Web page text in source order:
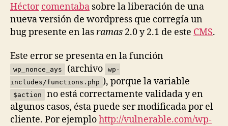
Héctor comentaba sobre la liberación de una
nueva versión de wordpress que corregía un
bug presente en lasramas 2.0 y 2.1 de este CMS.
Este error se presenta en la función
wp_nonce_ays (archivo
wp-
includes/functions.php ), porque la variable
$action
no está correctamente validada y en
algunos casos, ésta puede ser modificada por el
cliente. Por ejemplohttp://vulnerable.com/wp-